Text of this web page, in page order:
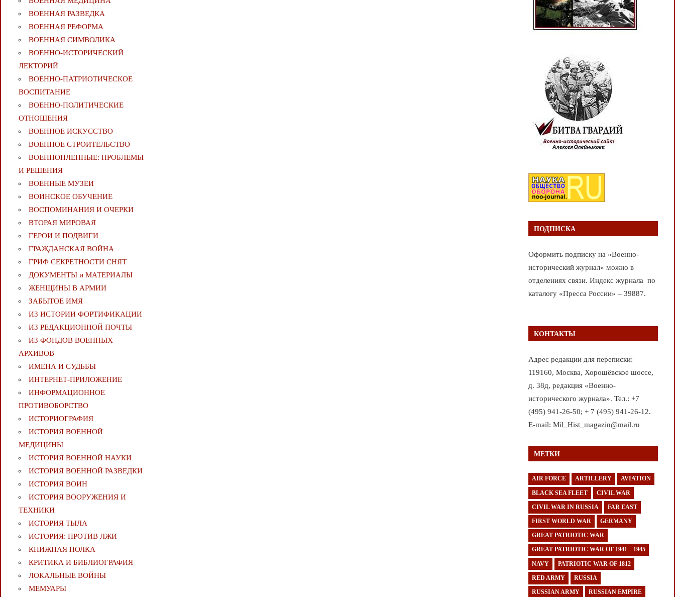
ВОЕННАЯ РАЗВЕДКА
ВОЕННАЯ РЕФОРМА
ВОЕННАЯ СИМВОЛИКА
ВОЕННО-ИСТОРИЧЕСКИЙ
ЛЕКТОРИЙ
ВОЕННО-ПАТРИОТИЧЕСКОЕ
ВОСПИТАНИЕ
ВОЕННО-ПОЛИТИЧЕСКИE
ОТНОШЕНИЯ
ВОЕННОЕ ИСКУССТВО
ВОЕННОЕ СТРОИТЕЛЬСТВО
ВОЕННОПЛЕННЫЕ: ПРОБЛЕМЫ
И РЕШЕНИЯ
ВОЕННЫЕ МУЗЕИ
ВОИНСКОЕ ОБУЧЕНИЕ
ВОСПОМИНАНИЯ И ОЧЕРКИ
ВТОРАЯ МИРОВАЯ
ГЕРОИ И ПОДВИГИ
ГРАЖДАНСКАЯ ВОЙНА
ГРИФ СЕКРЕТНОСТИ СНЯТ
ДОКУМЕНТЫ и МАТЕРИАЛЫ
ЖЕНЩИНЫ В АРМИИ
ЗАБЫТОЕ ИМЯ
ИЗ ИСТОРИИ ФОРТИФИКАЦИИ
ИЗ РЕДАКЦИОННОЙ ПОЧТЫ
ИЗ ФОНДОВ ВОЕННЫХ
АРХИВОВ
ИМЕНА И СУДЬБЫ
ИНТЕРНЕТ-ПРИЛОЖЕНИЕ
ИНФОРМАЦИОННОЕ
ПРОТИВОБОРСТВО
ИСТОРИОГРАФИЯ
ИСТОРИЯ ВОЕННОЙ
МЕДИЦИНЫ
ИСТОРИЯ ВОЕННОЙ НАУКИ
ИСТОРИЯ ВОЕННОЙ РАЗВЕДКИ
ИСТОРИЯ ВОИН
ИСТОРИЯ ВООРУЖЕНИЯ И
ТЕХНИКИ
ИСТОРИЯ ТЫЛА
ИСТОРИЯ: ПРОТИВ ЛЖИ
КНИЖНАЯ ПОЛКА
КРИТИКА И БИБЛИОГРАФИЯ
ЛОКАЛЬНЫЕ ВОЙНЫ
МЕМУАРЫ
ПОДПИСКА
Оформить подписку на «Военно-
исторический журнал» можно в
отделениях связи. Индекс журнала по
каталогу «Пресса России» – 39887.
КОНТАКТЫ
Адрес редакции для переписки:
119160, Москва, Хорошёвское шоссе,
д. 38д, редакция «Военно-
исторического журнала». Тел.: +7
(495) 941-26-50; + 7 (495) 941-26-12.
E-mail: Mil_Hist_magazin@mail.ru
МЕТКИ
AIR FORCE ARTILLERY AVIATION
BLACK SEA FLEET CIVIL WAR
CIVIL WAR IN RUSSIA FAR EAST
FIRST WORLD WAR GERMANY
GREAT PATRIOTIC WAR
GREAT PATRIOTIC WAR OF 1941—1945
NAVY PATRIOTIC WAR OF 1812
RED ARMY RUSSIA
RUSSIAN ARMY RUSSIAN EMPIRE